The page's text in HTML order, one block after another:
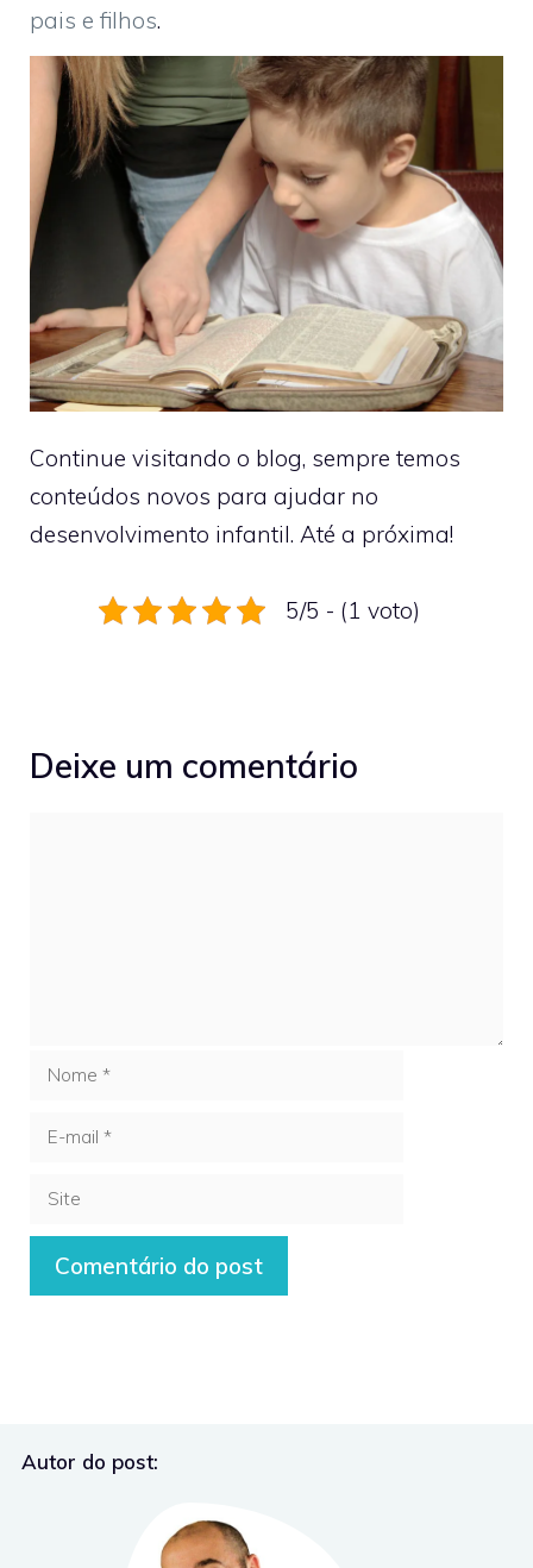
pais e filhos.
Continue visitando o blog, sempre temos
conteúdos novos para ajudar no
desenvolvimento infantil. Até a próxima!
5/5 - (1 voto)
Deixe um comentário
Nome
E-
Site
Autor do post: